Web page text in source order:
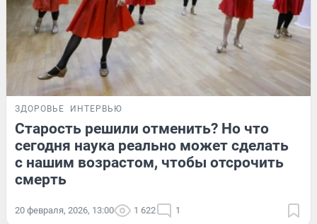
ЗДОРОВЬЕ ИНТЕРВЬЮ
Старость решили отменить? Но что
сегодня наука реально может сделать
с нашим возрастом, чтобы отсрочить
смерть
20 февраля, 2026, 13:00 1 622 1